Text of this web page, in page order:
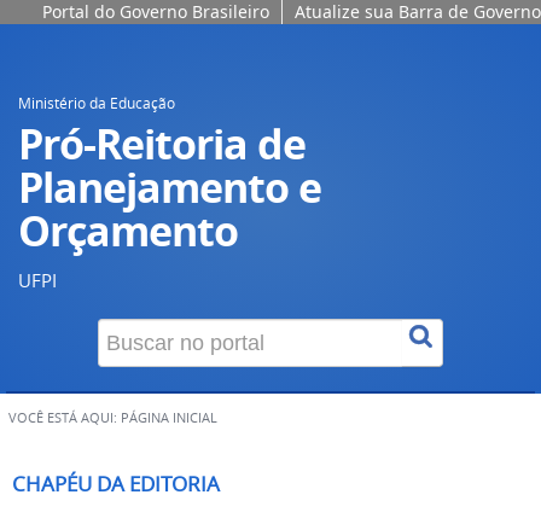
Portal do Governo Brasileiro Atualize sua Barra de Governo
Ministério da Educação
Pró-Reitoria de
Planejamento e
Orçamento
UFPI
VOCÊ ESTÁ AQUI: PÁGINA INICIAL
CHAPÉU DA EDITORIA